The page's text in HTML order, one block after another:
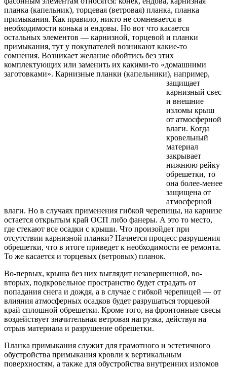
планка (капельник), торцевая (ветровая) планка, планка
примыкания. Как правило, никто не сомневается в
необходимости конька и ендовы. Но вот что касается
остальных элементов — карнизной, торцевой и планки
примыкания, тут у покупателей возникают какие-то
сомнения. Возникает желание обойтись без этих
комплектующих или заменить их какими-то «домашними
заготовками». Карнизные планки (капельники), например,
защищает
карнизный свес
и внешние
изломы крыш
от атмосферной
влаги. Когда
кровельный
материал
закрывает
нижнюю рейку
обрешетки, то
она более-менее
защищена от
атмосферной
влаги. Но в случаях применения гибкой черепицы, на карнизе
остается открытым край ОСП либо фанеры. А это то место,
где стекают все осадки с крыши. Что произойдет при
отсутствии карнизной планки? Начнется процесс разрушения
обрешетки, что в итоге приведет к необходимости ее ремонта.
То же касается и торцевых (ветровых) планок.
Во-первых, крыша без них выглядит незавершенной, во-
вторых, подкровельное пространство будет страдать от
попадания снега и дождя, а в случае с гибкой черепицей — от
влияния атмосферных осадков будет разрушаться торцевой
край сплошной обрешетки. Кроме того, на фронтонные свесы
воздействует значительная ветровая нагрузка, действуя на
отрыв материала и разрушение обрешетки.
Планка примыкания служит для грамотного и эстетичного
обустройства примыкания кровли к вертикальным
поверхностям, а также для обустройства внутренних изломов